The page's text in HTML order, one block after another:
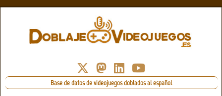
Base de datos de videojuegos doblados al español